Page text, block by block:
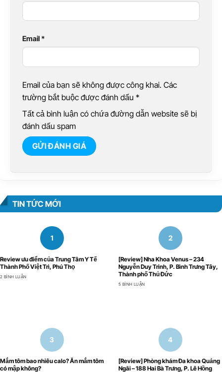
Email *
Email của bạn sẽ không được công khai. Các
trường bắt buộc được đánh dấu *
Tất cả bình luận có chứa đường dẫn website sẽ bị
đánh dấu spam
TIN TỨC MỚI
Review ưu điểm của Trung Tâm Y Tế
Thành Phố Việt Trì, Phú Thọ
2 BÌNH LUẬN
[Review] Nha Khoa Venus – 234
Nguyễn Duy Trinh, P. Bình Trưng Tây,
Thành phố Thủ Đức
5 BÌNH LUẬN
Mắm tôm bao nhiêu calo? Ăn mắm tôm
có mập không?
[Review] Phòng khám Đa khoa Quảng
Ngãi – 188 Hai Bà Trưng, P. Lê Hồng